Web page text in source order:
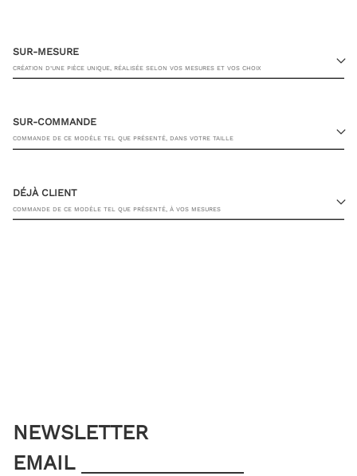
SUR-MESURE
CRÉATION D’UNE PIÈCE UNIQUE, RÉALISÉE SELON VOS MESURES ET VOS CHOIX
SUR-COMMANDE
COMMANDE DE CE MODÈLE TEL QUE PRÉSENTÉ, DANS VOTRE TAILLE
DÉJÀ CLIENT
COMMANDE DE CE MODÈLE TEL QUE PRÉSENTÉ, À VOS MESURES
TAILLE DE PANTALON
NEWSLETTER
EMAIL